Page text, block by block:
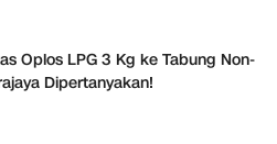
Oplos LPG 3 Kg ke Tabung Non-
Dipertanyakan!